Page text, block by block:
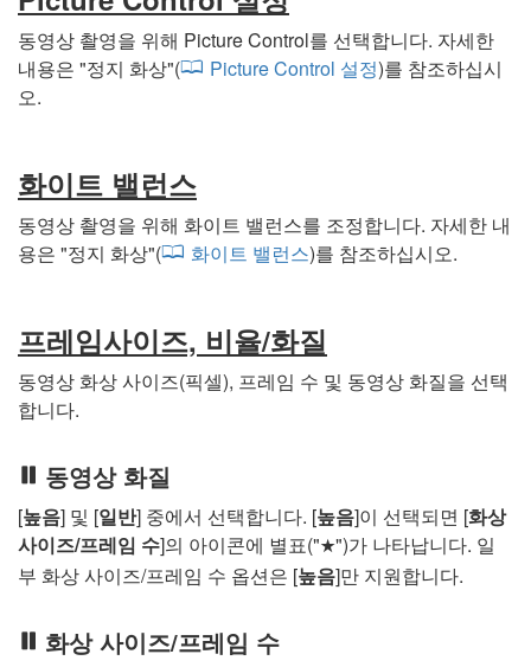
동영상 촬영을 위해 Picture Control를 선택합니다. 자세한
내용은 "정지 화상"( Picture Control 설정)를 참조하십시
오.
화이트 밸런스
동영상 촬영을 위해 화이트 밸런스를 조정합니다. 자세한 내
용은 "정지 화상"( 화이트 밸런스)를 참조하십시오.
프레임사이즈, 비율/화질
동영상 화상 사이즈(픽셀), 프레임 수 및 동영상 화질을 선택
합니다.
동영상 화질
[높음] 및 [일반] 중에서 선택합니다. [높음]이 선택되면 [화상
사이즈/프레임 수]의 아이콘에 별표("m")가 나타납니다. 일
부 화상 사이즈/프레임 수 옵션은 [높음]만 지원합니다.
화상 사이즈/프레임 수